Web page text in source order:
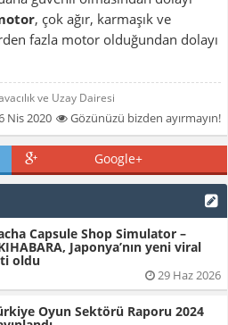
, çok ağır, karmaşık ve
fazla motor olduğundan dolayı
ve Uzay Dairesi
Gözünüzü bizden ayırmayın!
Nis 2020
Google+
Capsule Shop Simulator –
Japonya’nın yeni viral
oldu
29 Haz 2026
Oyun Sektörü Raporu 2024